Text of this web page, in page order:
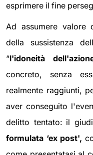
esprimere il fine
Ad assumere valore
della sussistenza
“l'idoneità
concreto, senza
realmente raggiunti,
aver conseguito
delitto tentato: il
formulata ‘ex post',